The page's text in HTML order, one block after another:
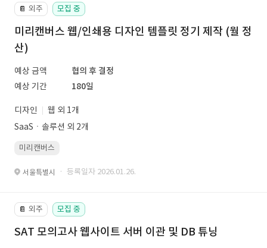
📔 외주 모집 중
미리캔버스 웹/인쇄용 디자인 템플릿 정기 제작 (월 정
산)
예상 금액
협의 후 결정
예상 기간
180일
디자인
웹 외 1개
SaaSㆍ솔루션 외 2개
미리캔버스
서울특별시 · 등록일자 2026.01.26.
📔 외주 모집 중
SAT 모의고사 웹사이트 서버 이관 및 DB 튜닝